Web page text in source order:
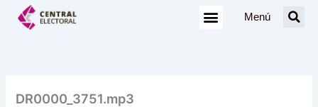
Menú
DR0000_3751.mp3